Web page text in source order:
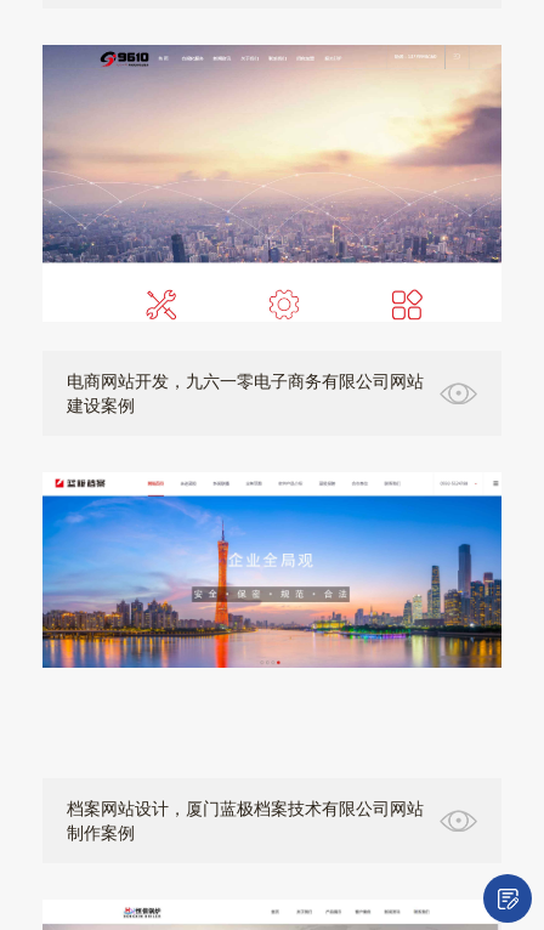
电商网站开发，九六一零电子商务有限公司网站
建设案例
档案网站设计，厦门蓝极档案技术有限公司网站
制作案例